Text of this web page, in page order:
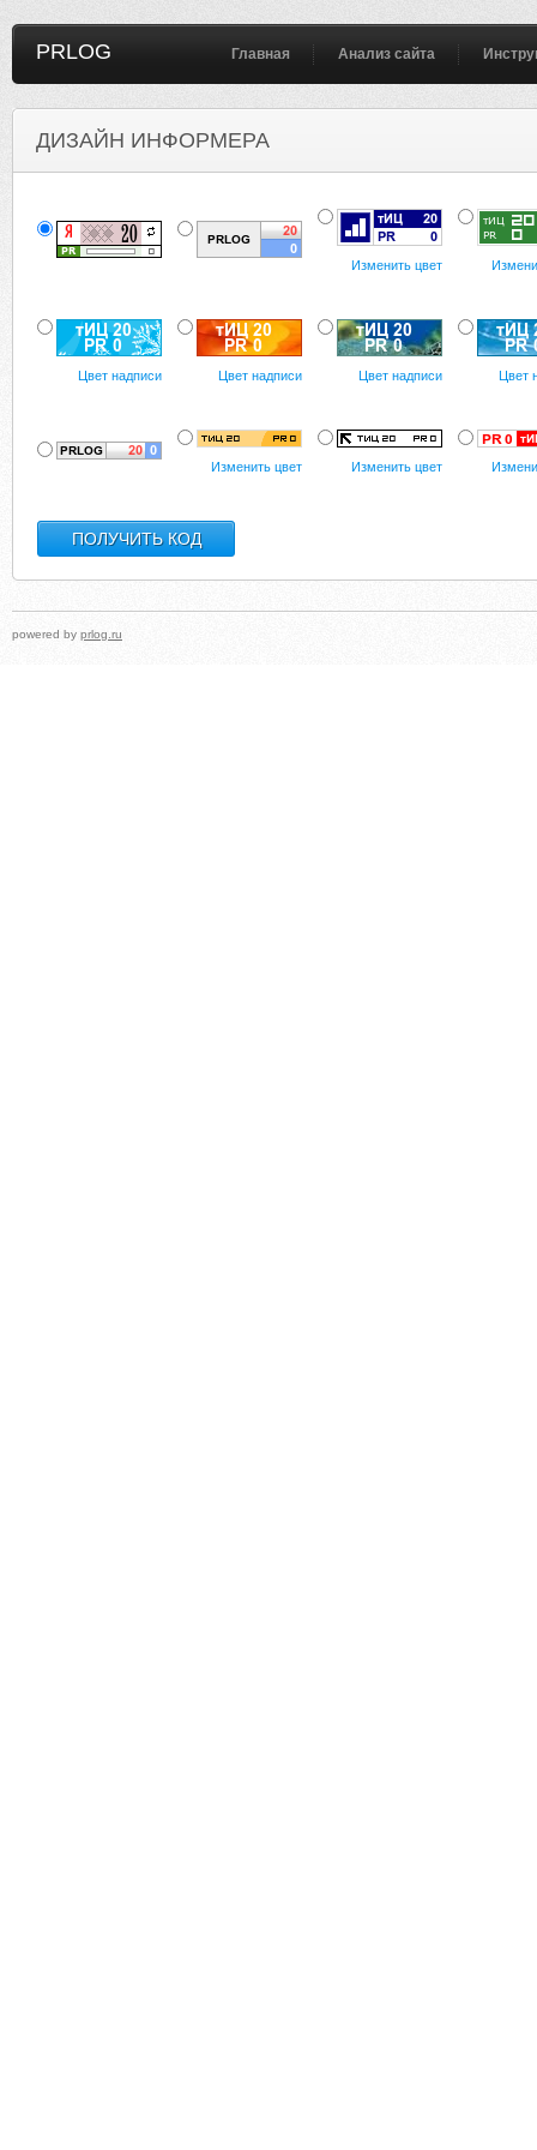
PRLOG Главная Анализ сайта
ДИЗАЙН ИНФОРМЕРА
Изменить цвет
Цвет надписи Цвет надписи Цвет надписи Цвет
Изменить цвет Изменить цвет
powered by prlog.ru